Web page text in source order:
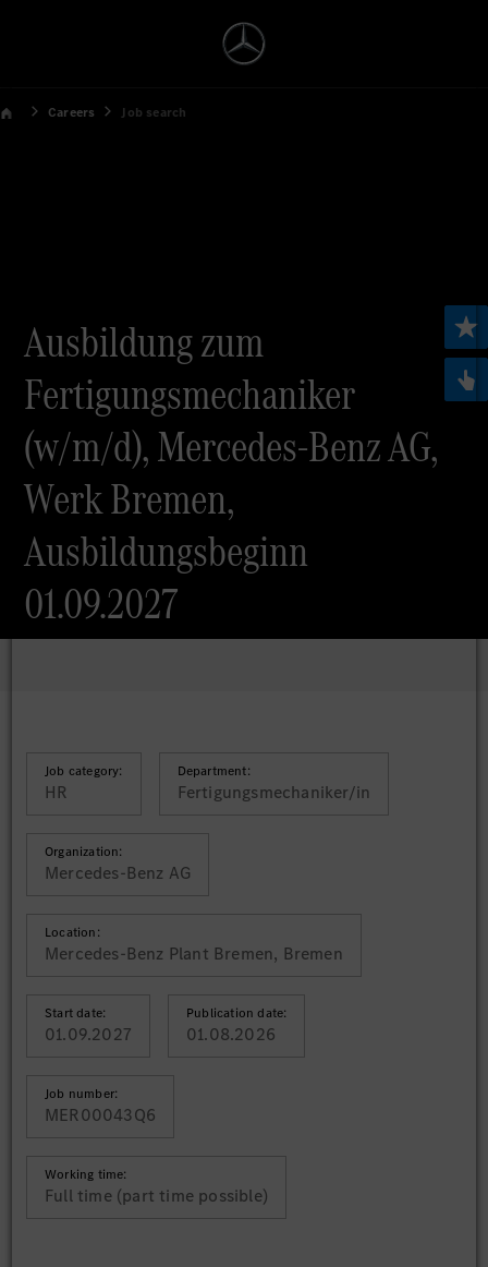
Careers Job search
Ausbildung zum
Fertigungsmechaniker
(w/m/d), Mercedes-Benz AG,
Werk Bremen,
Ausbildungsbeginn
01.09.2027
Job category:
HR
Department:
Fertigungsmechaniker/in
Organization:
Mercedes-Benz AG
Location:
Mercedes-Benz Plant Bremen, Bremen
Start date:
01.09.2027
Publication date:
01.08.2026
Job number:
MER00043Q6
Working time:
Full time (part time possible)